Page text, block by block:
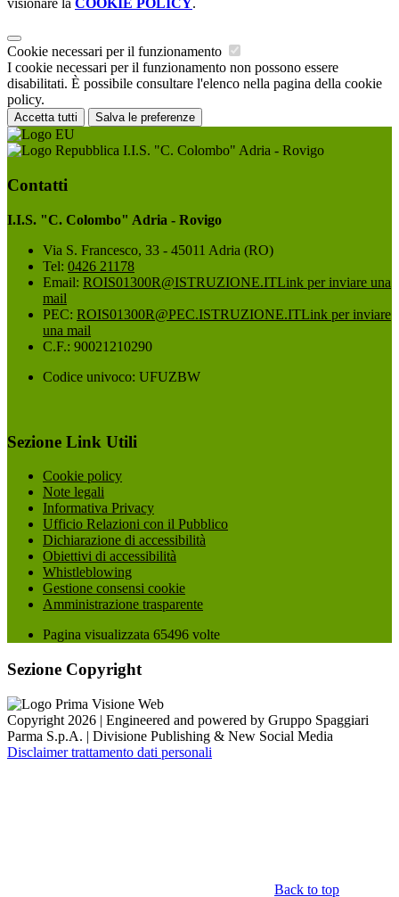
visionare la COOKIE POLICY.
Cookie necessari per il funzionamento
I cookie necessari per il funzionamento non possono essere
disabilitati. È possibile consultare l'elenco nella pagina della cookie
policy.
Accetta tutti Salva le preferenze
I.I.S. "C. Colombo" Adria - Rovigo
Contatti
I.I.S. "C. Colombo" Adria - Rovigo
Via S. Francesco, 33 - 45011 Adria (RO)
Tel: 0426 21178
Email: ROIS01300R@ISTRUZIONE.ITLink per inviare una
mail
PEC: ROIS01300R@PEC.ISTRUZIONE.ITLink per inviare
una mail
C.F.: 90021210290
Codice univoco: UFUZBW
Sezione Link Utili
Cookie policy
Note legali
Informativa Privacy
Ufficio Relazioni con il Pubblico
Dichiarazione di accessibilità
Obiettivi di accessibilità
Whistleblowing
Gestione consensi cookie
Amministrazione trasparente
Pagina visualizzata 65496 volte
Sezione Copyright
Copyright 2026 | Engineered and powered by Gruppo Spaggiari
Parma S.p.A. | Divisione Publishing & New Social Media
Disclaimer trattamento dati personali
Back to top